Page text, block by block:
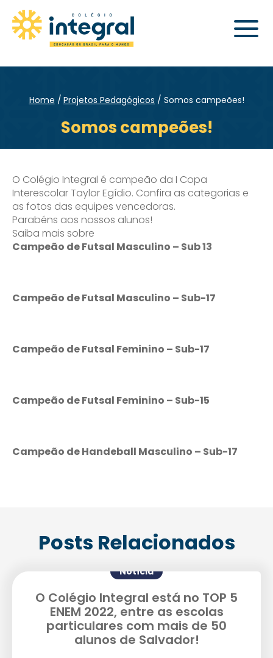
Home Projetos Pedagógicos Somos campeões!
Somos campeões!
O Colégio Integral é campeão da I Copa
Interescolar Taylor Egídio. Confira as categorias e
as fotos das equipes vencedoras.
Parabéns aos nossos alunos!
Saiba mais sobre
Campeão de Futsal Masculino – Sub 13
Campeão de Futsal Masculino – Sub-17
Campeão de Futsal Feminino – Sub-17
Campeão de Futsal Feminino – Sub-15
Campeão de Handeball Masculino – Sub-17
Posts Relacionados
Notícia
O Colégio Integral está no TOP 5
ENEM 2022, entre as escolas
particulares com mais de 50
alunos de Salvador!
Enviei um E-mail